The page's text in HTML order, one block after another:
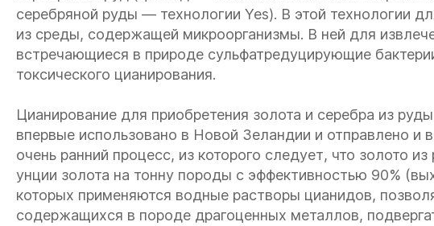
серебряной руды — технологии Yes). В этой технологии
из среды, содержащей микроорганизмы. В ней для
встречающиеся в природе сульфатредуцирующие
токсического цианирования.
Цианирование для приобретения золота и серебра из
впервые использовано в Новой Зеландии и отправлено и
очень ранний процесс, из которого следует, что золото
унции золота на тонну породы с эффективностью 90%
которых применяются водные растворы цианидов,
содержащихся в породе драгоценных металлов,